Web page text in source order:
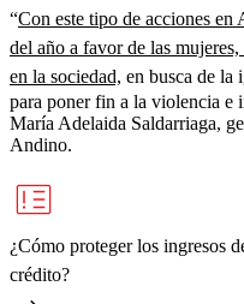
“Con este tipo de acciones en
del año a favor de las
en la sociedad, en busca de la
para poner fin a la violencia e
María Adelaida Saldarriaga,
Andino.
¿Cómo proteger los ingresos
crédito?